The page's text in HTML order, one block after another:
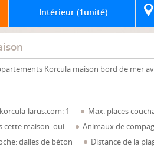
Intérieur (1unité)
Korcula maison bord de mer
larus.com: 1
Max. places
cette maison: oui
Animaux de
dalles de béton
Distance de la